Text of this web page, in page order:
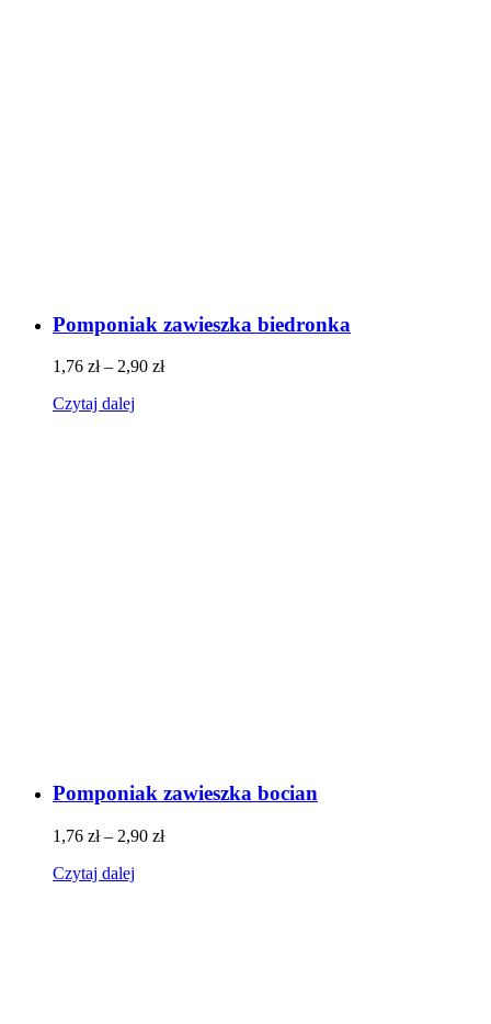
Pomponiak zawieszka biedronka
1,76 zł– 2,90 zł
Czytaj dalej
Pomponiak zawieszka bocian
1,76 zł– 2,90 zł
Czytaj dalej